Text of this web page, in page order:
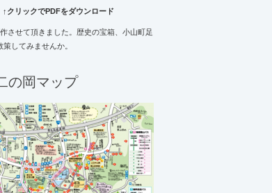
↑クリックでPDFをダウンロード
させて頂きました。歴史の宝箱、小山町足
してみませんか。
の岡マップ